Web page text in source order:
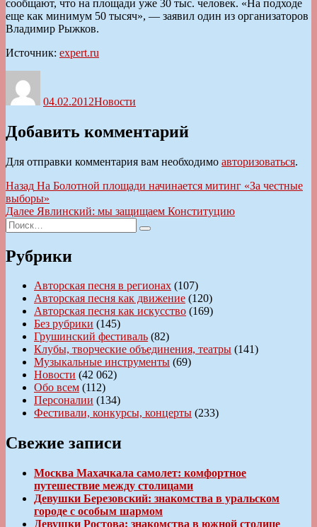
сообщают, что на площади уже 30 тыс. человек. «На подходе
еще как минимум 50 тысяч», — заявил один из организаторов
Владимир Рыжков.
Источник: expert.ru
04.02.2012Новости
Добавить комментарий
Для отправки комментария вам необходимо авторизоваться.
Навигация
по
записям
Назад Предыдущая
запись:
На Болотной площади начинается митинг «За честные
выборы»
Далее Следующая
Явлинский: мы защищаем Конституцию
Искать:
Поиск
Рубрики
Авторская песня в регионах (107)
Авторская песня как движение (120)
Авторская песня как искусство (169)
Без рубрики (145)
Грушинский фестиваль (82)
Клубы, творческие объединения, театры (141)
Музыкальные инструменты (69)
Новости (42 062)
Обо всем (112)
Персоналии (134)
Фестивали, конкурсы, концерты (233)
Свежие записи
Москва Махачкала самолет: комфортное
путешествие между столицами
Девушки Березовский: знакомства в уральском
городе с особым шармом
Девушки Ростова: знакомства в южной столице